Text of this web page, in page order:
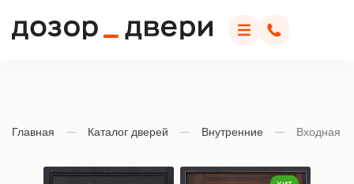
Дозор Двери
МенюПозвонить
Главная Каталог дверей Внутренние Входная